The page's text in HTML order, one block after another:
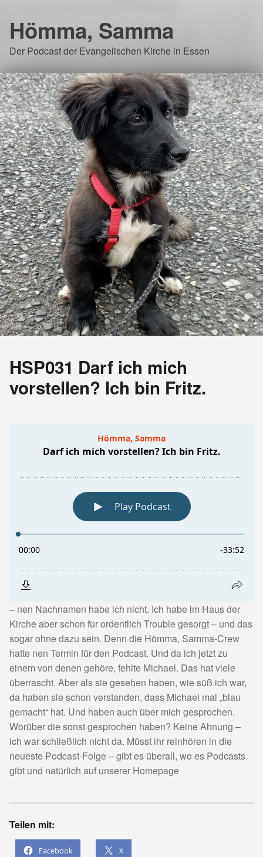
Hömma, Samma
Der Podcast der Evangelischen Kirche in Essen
HSP031 Darf ich mich
vorstellen? Ich bin Fritz.
– nen Nachnamen habe ich nicht. Ich habe im Haus der
Kirche aber schon für ordentlich Trouble gesorgt – und das
sogar ohne dazu sein. Denn die Hömma, Samma-Crew
hatte nen Termin für den Podcast. Und da ich jetzt zu
einem von denen gehöre, fehlte Michael. Das hat viele
überrascht. Aber als sie gesehen haben, wie süß ich war,
da haben sie schon verstanden, dass Michael mal „blau
gemacht“ hat. Und haben auch über mich gesprochen.
Worüber die sonst gesprochen haben? Keine Ahnung –
ich war schließlich nicht da. Müsst ihr reinhören in die
neueste Podcast-Folge – gibt es überall, wo es Podcasts
gibt und natürlich auf unserer Homepage
Teilen mit:
Facebook X